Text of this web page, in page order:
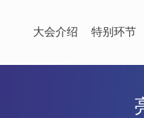
大会介绍 特别环节